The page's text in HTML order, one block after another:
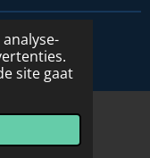
site gaat